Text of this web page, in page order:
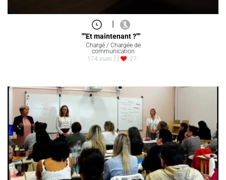
|
""Et maintenant ?""
Chargé / Chargée de
communication
174 vues
27